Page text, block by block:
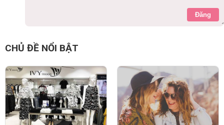
Đăng
CHỦ ĐỀ NỔI BẬT